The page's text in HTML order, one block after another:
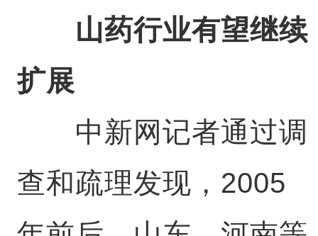
山药行业有望继续
扩展
中新网记者通过调
查和疏理发现，2005